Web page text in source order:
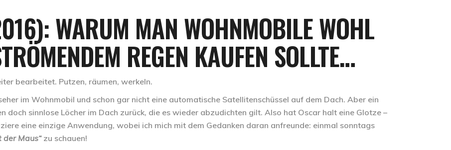
WARUM MAN WOHNMOBILE WOHL
REGEN KAUFEN SOLLTE…
bearbeitet. Putzen, räumen, werkeln.
im Wohnmobil und schon gar nicht eine automatische Satellitenschüssel auf dem Dach. Aber ein
doch sinnlose Löcher im Dach zurück, die es wieder abzudichten gilt. Also hat Oscar halt eine Glotze –
eine einzige Anwendung, wobei ich mich mit dem Gedanken daran anfreunde: einmal sonntags
der Maus“zu schauen!